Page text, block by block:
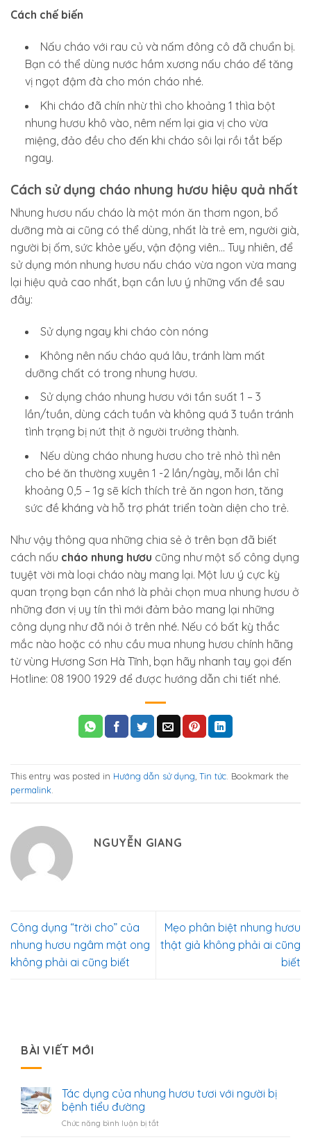
Cách chế biến
Nấu cháo với rau củ và nấm đông cô đã chuẩn bị.
Bạn có thể dùng nước hầm xương nấu cháo để tăng
vị ngọt đậm đà cho món cháo nhé.
Khi cháo đã chín nhừ thì cho khoảng 1 thìa bột
nhung hươu khô vào, nêm nếm lại gia vị cho vừa
miệng, đảo đều cho đến khi cháo sôi lại rồi tắt bếp
ngay.
Cách sử dụng cháo nhung hươu hiệu quả nhất
Nhung hươu nấu cháo là một món ăn thơm ngon, bổ
dưỡng mà ai cũng có thể dùng, nhất là trẻ em, người già,
người bị ốm, sức khỏe yếu, vận động viên… Tuy nhiên, để
sử dụng món nhung hươu nấu cháo vừa ngon vừa mang
lại hiệu quả cao nhất, bạn cần lưu ý những vấn đề sau
đây:
Sử dụng ngay khi cháo còn nóng
Không nên nấu cháo quá lâu, tránh làm mất
dưỡng chất có trong nhung hươu.
Sử dụng cháo nhung hươu với tần suất 1 – 3
lần/tuần, dùng cách tuần và không quá 3 tuần tránh
tình trạng bị nứt thịt ở người trưởng thành.
Nếu dùng cháo nhung hươu cho trẻ nhỏ thì nên
cho bé ăn thường xuyên 1 -2 lần/ngày, mỗi lần chỉ
khoảng 0,5 – 1g sẽ kích thích trẻ ăn ngon hơn, tăng
sức đề kháng và hỗ trợ phát triển toàn diện cho trẻ.
Như vậy thông qua những chia sẻ ở trên bạn đã biết
cách nấu cháo nhung hươu cũng như một số công dụng
tuyệt vời mà loại cháo này mang lại. Một lưu ý cực kỳ
quan trọng bạn cần nhớ là phải chọn mua nhung hươu ở
những đơn vị uy tín thì mới đảm bảo mang lại những
công dụng như đã nói ở trên nhé. Nếu có bất kỳ thắc
mắc nào hoặc có nhu cầu mua nhung hươu chính hãng
từ vùng Hương Sơn Hà Tĩnh, bạn hãy nhanh tay gọi đến
Hotline: 08 1900 1929 để được hướng dẫn chi tiết nhé.
This entry was posted in Hướng dẫn sử dụng Tin tức . Bookmark the
permalink
NGUYỄN GIANG
Công dụng “trời cho” của
nhung hươu ngâm mật ong
không phải ai cũng biết
Mẹo phân biệt nhung hươu
thật giả không phải ai cũng
biết
BÀI VIẾT MỚI
Tác dụng của nhung hươu tươi với người bị
bệnh tiểu đường
Chức năng bình luận bị tắtở